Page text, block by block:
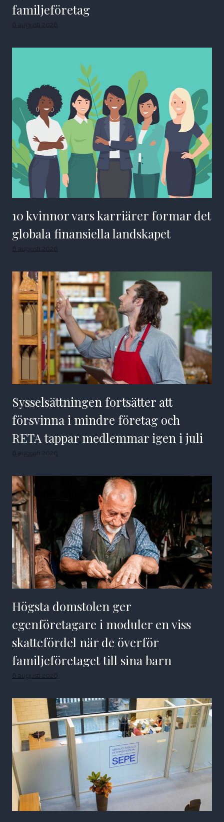
familjeföretag
6 augusti 2026
10 kvinnor vars karriärer formar det
globala finansiella landskapet
6 augusti 2026
Sysselsättningen fortsätter att
försvinna i mindre företag och
RETA tappar medlemmar igen i juli
6 augusti 2026
Högsta domstolen ger
egenföretagare i moduler en viss
skattefördel när de överför
familjeföretaget till sina barn
6 augusti 2026